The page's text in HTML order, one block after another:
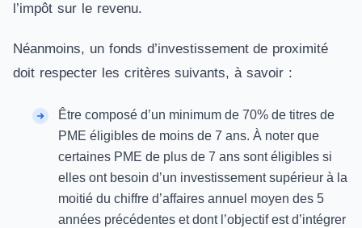
l’impôt sur le revenu.
Néanmoins, un fonds d’investissement de proximité
doit respecter les critères suivants, à savoir :
Être composé d’un minimum de 70% de titres de
PME éligibles de moins de 7 ans. À noter que
certaines PME de plus de 7 ans sont éligibles si
elles ont besoin d’un investissement supérieur à la
moitié du chiffre d’affaires annuel moyen des 5
années précédentes et dont l’objectif est d’intégrer